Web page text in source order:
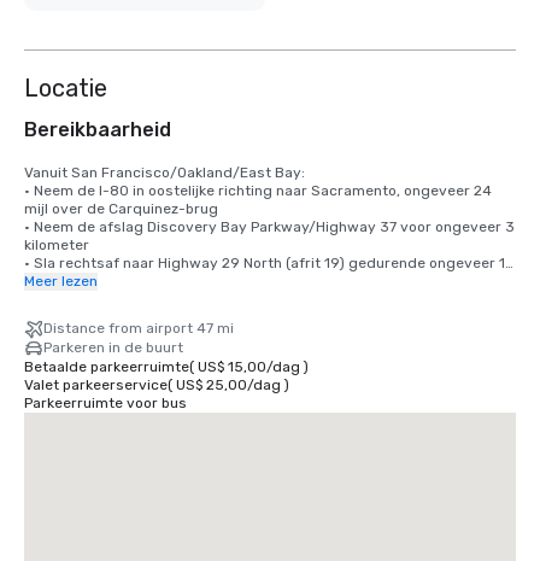
Locatie
Bereikbaarheid
Vanuit San Francisco/Oakland/East Bay:
• Neem de I-80 in oostelijke richting naar Sacramento, ongeveer 24
mijl over de Carquinez-brug
• Neem de afslag Discovery Bay Parkway/Highway 37 voor ongeveer 3
kilometer
• Sla rechtsaf naar Highway 29 North (afrit 19) gedurende ongeveer 11
km
Highway 12, en volg de bocht terug onder de snelweg
• Sla rechtsaf op de Bordeaux Way
De lobby van het Mermitage Resort bevindt zich aan de rechterkant
Vanaf Sacramento en Sacramento International Airport (SMF):
• Napa Airporter biedt een pendeldienst vanaf de luchthaven van
Meer lezen
Distance from airport 47 mi
Parkeren in de buurt
Betaalde parkeerruimte( US$ 15,00/dag )
Valet parkeerservice( US$ 25,00/dag )
Parkeerruimte voor bus